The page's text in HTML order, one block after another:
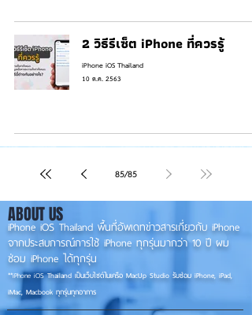
2 วิธีรีเซ็ต iPhone ที่ควรรู้
iPhone iOS Thailand
10 ต.ค. 2563
85/85
iPhone iOS Thailand พื้นที่อัพเดทข่าวสารเกี่ยวกับ iPhone
จากประสบการณ์การใช้ iPhone ทุกรุ่นมากว่า 10 ปี ผม
ซ่อม iPhone ได้ทุกรุ่น
**iPhone iOSThailand เป็นเว็บไซต์ในเครือ MacUp Studio รับซ่อม iPhone, iPad,
iMac, Macbook ทุกรุ่นทุกอาการ
ABOUT US